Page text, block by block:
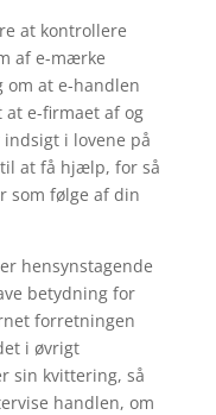
at kontrollere
af e-mærke
om at e-handlen
at e-firmaet af og
i lovene på
at få hjælp, for så
som følge af din
hensynstagende
betydning for
forretningen
i øvrigt
sin kvittering, så
handlen, om